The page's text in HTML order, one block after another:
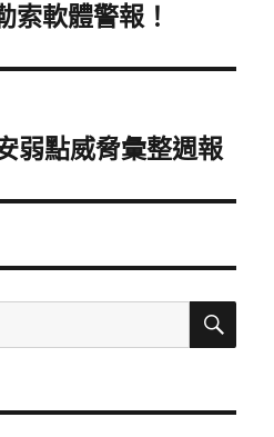
軟體警報！
弱點威脅彙整週報
搜